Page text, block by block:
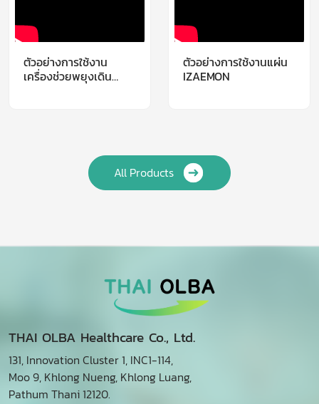
ตัวอย่างการใช้งาน
เครื่องช่วยพยุงเดิน
ตัวอย่างการใช้งานแผ่น
IZAEMON
All Products
THAI OLBA Healthcare Co., Ltd.
131, Innovation Cluster 1, INC1-114,
Moo 9, Khlong Nueng, Khlong Luang,
Pathum Thani 12120.